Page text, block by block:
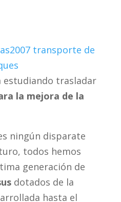
estudiando trasladar
la mejora de la
ningún disparate
todos hemos
generación de
dotados de la
hasta el